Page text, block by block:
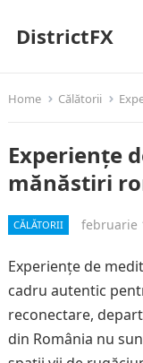
DistrictFX
Home Călătorii
Experiențe
mănăstiri
CĂLĂTORII februarie
Experiențe de
cadru autentic
reconectare,
din România nu